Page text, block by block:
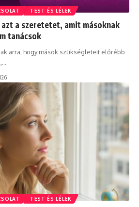
TEST ÉS LÉLEK
azt a szeretetet, amit másoknak
tanácsok
arra, hogy mások szükségleteit előrébb
…
TEST ÉS LÉLEK